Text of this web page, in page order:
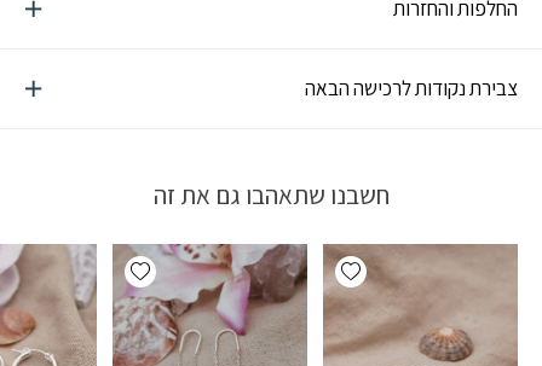
החלפות והחזרות
צבירת נקודות לרכישה הבאה
חשבנו שתאהבו גם את זה
Add wishlist
Add wishlist